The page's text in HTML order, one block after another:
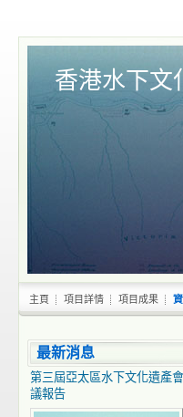
香港水下文
主頁 項目詳情 項目成果
最新消息
第三屆亞太區水下文化遺產會
議報告